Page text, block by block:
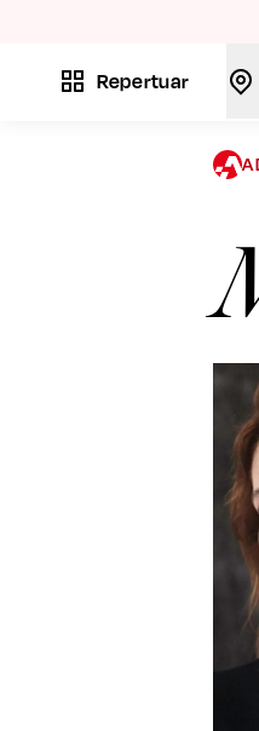
Repertuar